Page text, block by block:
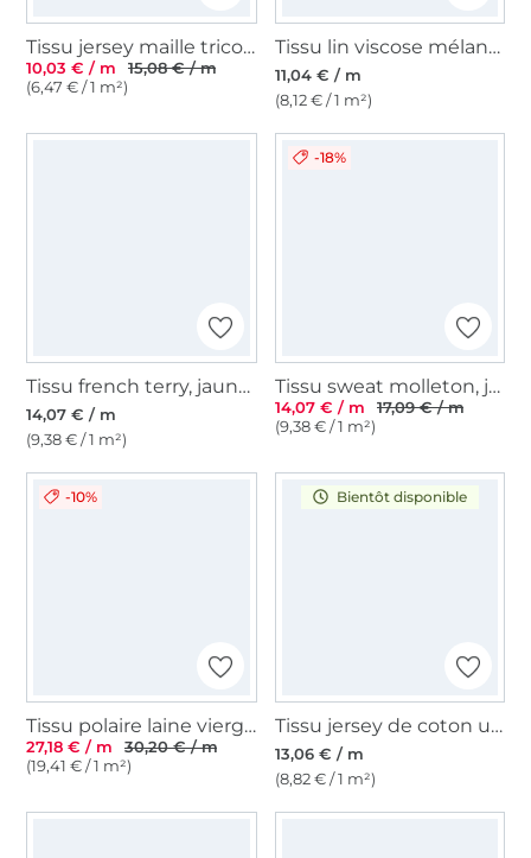
Tissu jersey maille tricot fin melange, moutarde
10,03 € / m
15,08 € / m
(6,47 € / 1 m²)
Tissu lin viscose mélange, jaune
11,04 € / m
(8,12 € / 1 m²)
Tissu french terry, jaune clair
14,07 € / m
(9,38 € / 1 m²)
-18%
Tissu sweat molleton, jaune curry
14,07 € / m
17,09 € / m
(9,38 € / 1 m²)
-10%
Tissu polaire laine vierge uni, ocre
27,18 € / m
30,20 € / m
(19,41 € / 1 m²)
Bientôt disponible
Tissu jersey de coton uni, jaune moutarde clair
13,06 € / m
(8,82 € / 1 m²)